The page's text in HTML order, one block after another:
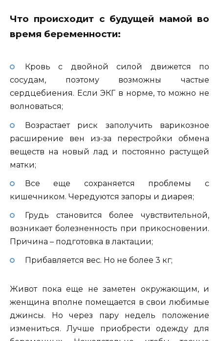
Что происходит с будущей мамой во
время беременности:
Кровь с двойной силой движется по
сосудам, поэтому возможны частые
сердцебиения. Если ЭКГ в норме, то можно не
волноваться;
Возрастает риск заполучить варикозное
расширение вен из-за перестройки обмена
веществ на новый лад и постоянно растущей
матки;
Все еще сохраняется проблемы с
кишечником. Чередуются запоры и диарея;
Грудь становится более чувствительной,
возникает болезненность при прикосновении.
Причина – подготовка в лактации;
Прибавляется вес. Но не более 3 кг;
Живот пока еще не заметен окружающим, и
женщина вполне помещается в свои любимые
джинсы. Но через пару недель положение
измениться. Лучше приобрести одежду для